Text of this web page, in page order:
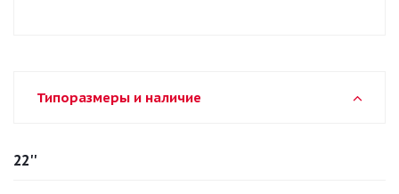
Типоразмеры и наличие
22''